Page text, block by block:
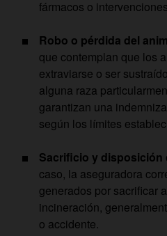
fármacos o
Robo o pérdida del
que contemplan que los
extraviarse o ser
alguna raza
garantizan una
según los límites
Sacrificio y disposición
caso, la aseguradora
generados por sacrificar
incineración,
o accidente.